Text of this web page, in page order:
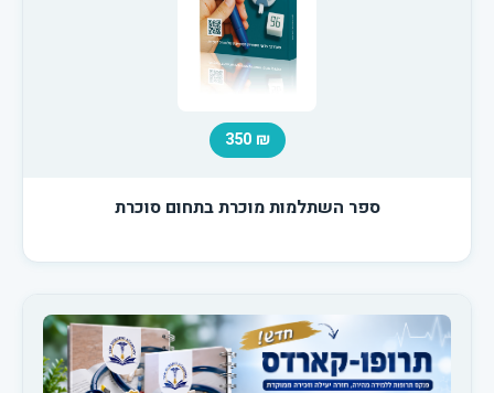
₪ 350
ספר השתלמות מוכרת בתחום סוכרת